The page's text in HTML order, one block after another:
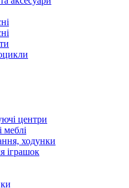
центри
меблі
ходунки
іграшок